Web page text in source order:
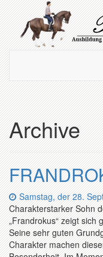
Zum
Hauptinhalt
springen
Archive
Datum:
Samstag, der 28.
Charakterstarker Sohn
„Frandrokus“ zeigt sich
Seine sehr guten
Charakter machen